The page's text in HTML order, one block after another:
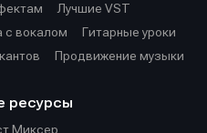
Лучшие VST
с вокалом
Гитарные уроки
Продвижение музыки
ресурсы
Миксер